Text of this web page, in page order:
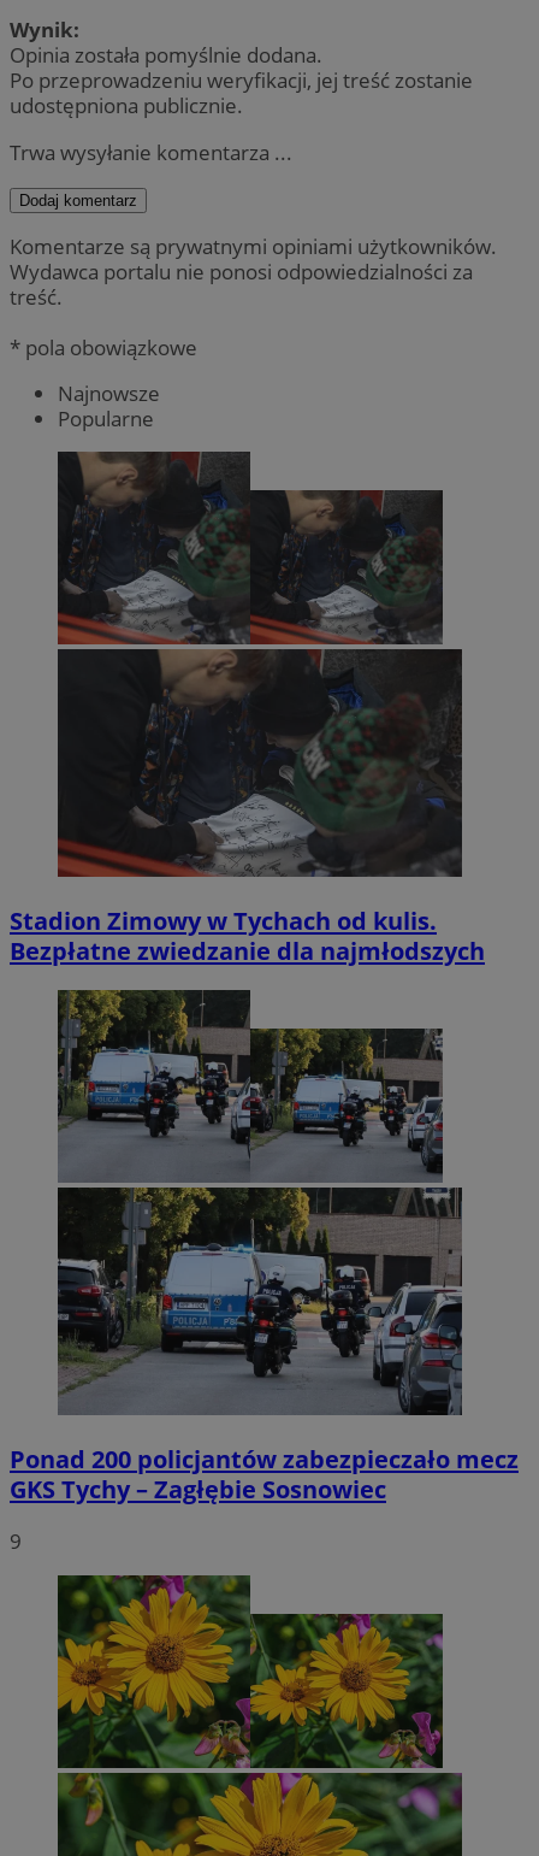
Wynik:
Opinia została pomyślnie dodana.
Po przeprowadzeniu weryfikacji, jej treść zostanie
udostępniona publicznie.
Trwa wysyłanie komentarza ...
Dodaj komentarz
Komentarze są prywatnymi opiniami użytkowników.
Wydawca portalu nie ponosi odpowiedzialności za
treść.
* pola obowiązkowe
Najnowsze
Popularne
Stadion Zimowy w Tychach od kulis.
Bezpłatne zwiedzanie dla najmłodszych
Ponad 200 policjantów zabezpieczało mecz
GKS Tychy – Zagłębie Sosnowiec
9